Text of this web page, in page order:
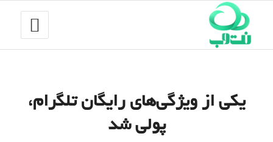
یکی از ویژگی‌های رایگان تلگرام،
پولی شد